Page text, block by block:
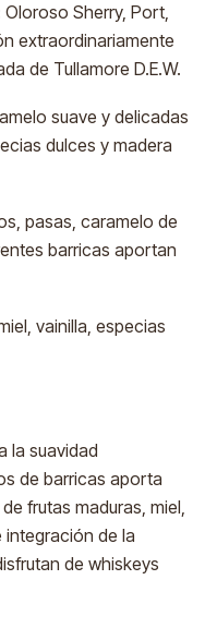
Sherry, Port,
extraordinariamente
de Tullamore D.E.W.
suave y delicadas
dulces y madera
pasas, caramelo de
barricas aportan
vainilla, especias
la suavidad
de barricas aporta
frutas maduras, miel,
integración de la
de whiskeys